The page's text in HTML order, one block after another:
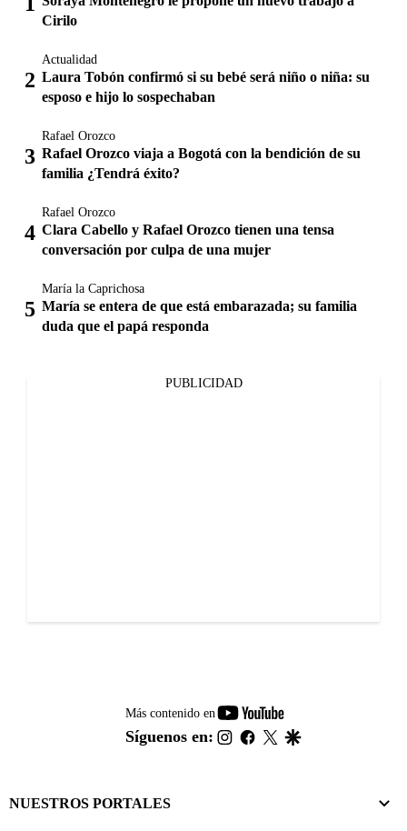
Cirilo
Actualidad
Laura Tobón confirmó si su bebé será niño o niña: su
esposo e hijo lo sospechaban
Rafael Orozco
Rafael Orozco viaja a Bogotá con la bendición de su
familia ¿Tendrá éxito?
Rafael Orozco
Clara Cabello y Rafael Orozco tienen una tensa
conversación por culpa de una mujer
María la Caprichosa
María se entera de que está embarazada; su familia
duda que el papá responda
PUBLICIDAD
Más contenido en
youtube-
footer
Síguenos en: instagram
facebook
twitter
NUESTROS PORTALES